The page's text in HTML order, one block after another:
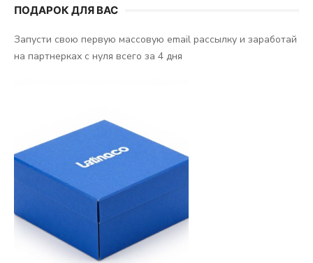
ПОДАРОК ДЛЯ ВАС
Запусти свою первую массовую email рассылку и заработай
на партнерках с нуля всего за 4 дня